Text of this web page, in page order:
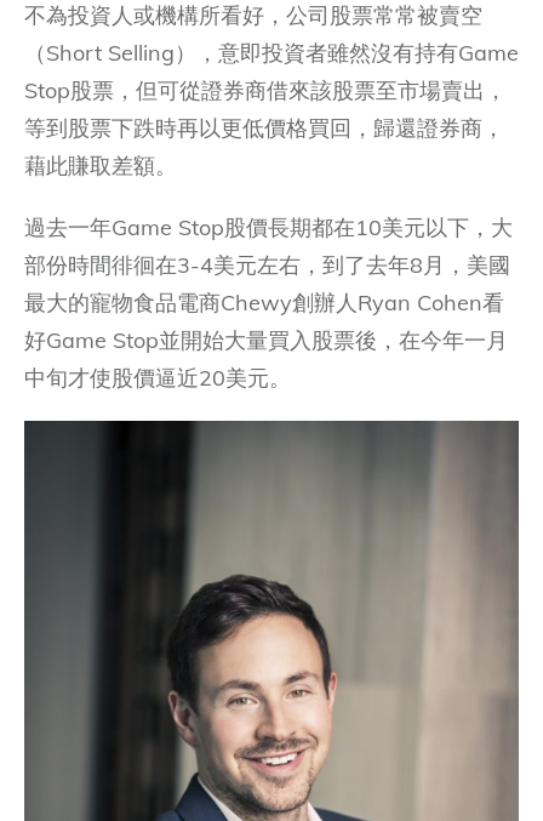
不為投資人或機構所看好，公司股票常常被賣空
（Short Selling），意即投資者雖然沒有持有Game
Stop股票，但可從證券商借來該股票至市場賣出，
等到股票下跌時再以更低價格買回，歸還證券商，
藉此賺取差額。
過去一年Game Stop股價長期都在10美元以下，大
部份時間徘徊在3-4美元左右，到了去年8月，美國
最大的寵物食品電商Chewy創辦人Ryan Cohen看
好Game Stop並開始大量買入股票後，在今年一月
中旬才使股價逼近20美元。